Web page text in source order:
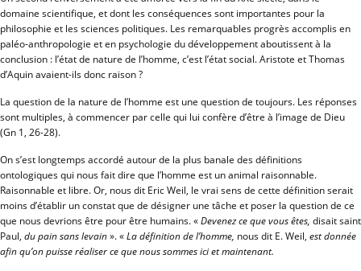
domaine scientifique, et dont les conséquences sont importantes pour la
philosophie et les sciences politiques. Les remarquables progrès accomplis en
paléo-anthropologie et en psychologie du développement aboutissent à la
conclusion : l’état de nature de l’homme, c’est l’état social. Aristote et Thomas
d’Aquin avaient-ils donc raison ?
La question de la nature de l’homme est une question de toujours. Les réponses
sont multiples, à commencer par celle qui lui confère d’être à l’image de Dieu
(Gn 1, 26-28).
On s’est longtemps accordé autour de la plus banale des définitions
ontologiques qui nous fait dire que l’homme est un animal raisonnable.
Raisonnable et libre. Or, nous dit Eric Weil, le vrai sens de cette définition serait
moins d’établir un constat que de désigner une tâche et poser la question de ce
que nous devrions être pour être humains. «Devenez ce que vous êtes, disait saint
Paul, du pain sans levain». «La définition de l’homme, nous dit E. Weil, est donnée
afin qu’on puisse réaliser ce que nous sommes ici et maintenant.